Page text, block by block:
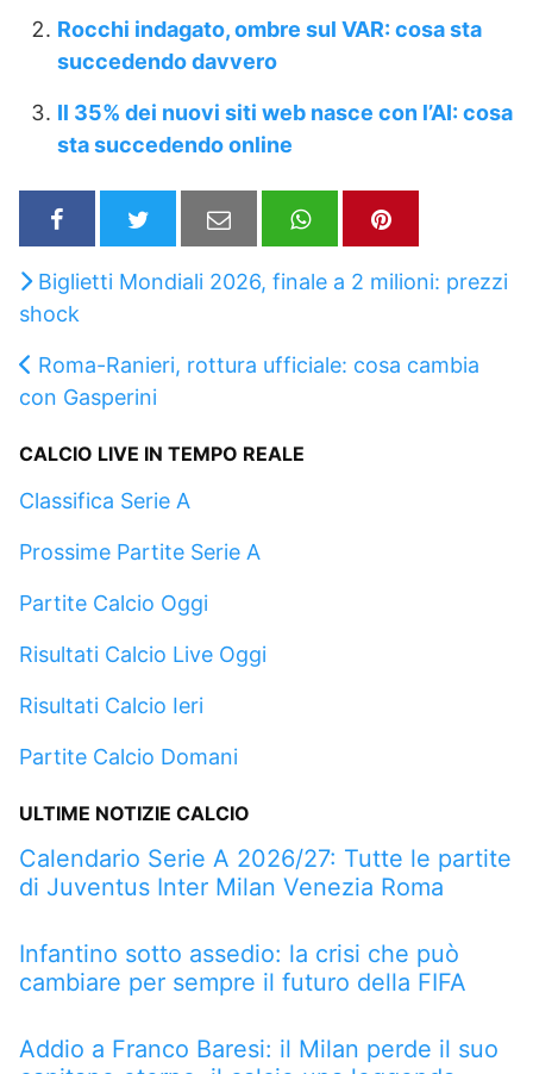
Rocchi indagato, ombre sul VAR: cosa sta
succedendo davvero
Il 35% dei nuovi siti web nasce con l’AI: cosa
sta succedendo online
Biglietti Mondiali 2026, finale a 2 milioni: prezzi
shock
Roma-Ranieri, rottura ufficiale: cosa cambia
con Gasperini
CALCIO LIVE IN TEMPO REALE
Classifica Serie A
Prossime Partite Serie A
Partite Calcio Oggi
Risultati Calcio Live Oggi
Risultati Calcio Ieri
Partite Calcio Domani
ULTIME NOTIZIE CALCIO
Calendario Serie A 2026/27: Tutte le partite
di Juventus Inter Milan Venezia Roma
Infantino sotto assedio: la crisi che può
cambiare per sempre il futuro della FIFA
Addio a Franco Baresi: il Milan perde il suo